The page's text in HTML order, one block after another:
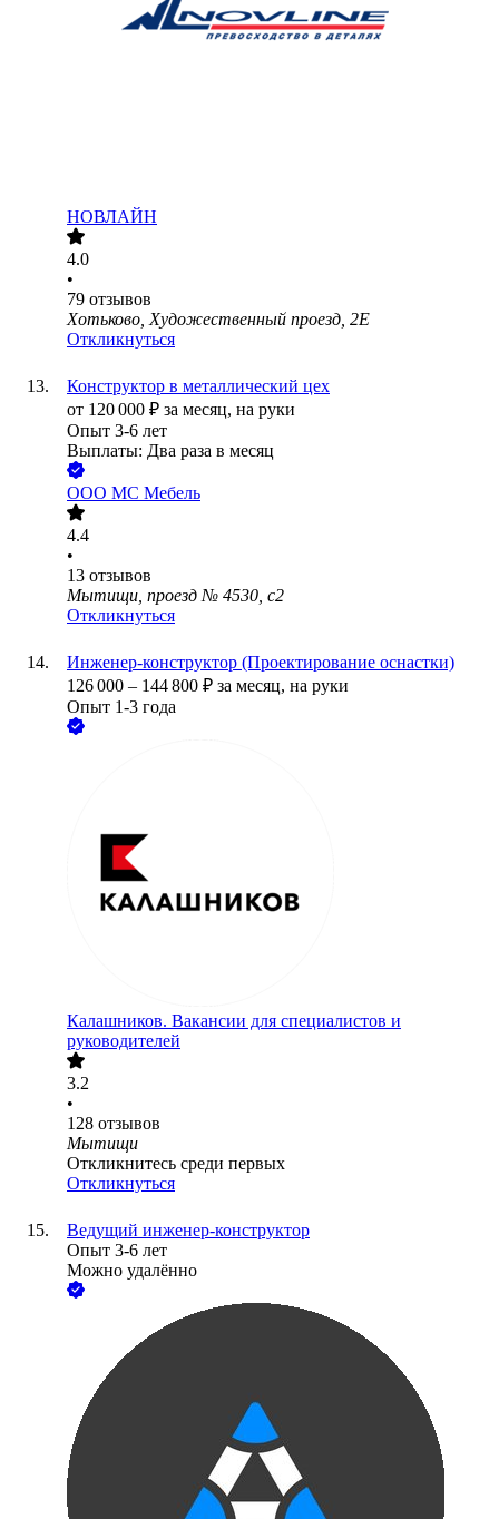
НОВЛАЙН
4.0
•
79 отзывов
Хотьково, Художественный проезд, 2Е
Откликнуться
Конструктор в металлический цех
от 120 000 ₽ за месяц, на руки
Опыт 3-6 лет
Выплаты: Два раза в месяц
ООО МС Мебель
4.4
•
13 отзывов
Мытищи, проезд № 4530, с2
Откликнуться
Инженер-конструктор (Проектирование оснастки)
126 000 – 144 800 ₽ за месяц, на руки
Опыт 1-3 года
Калашников. Вакансии для специалистов и
руководителей
3.2
•
128 отзывов
Мытищи
Откликнитесь среди первых
Откликнуться
Ведущий инженер-конструктор
Опыт 3-6 лет
Можно удалённо